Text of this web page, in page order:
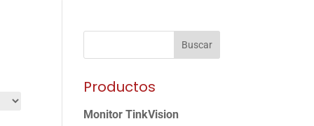
Buscar
Productos
Monitor TinkVision